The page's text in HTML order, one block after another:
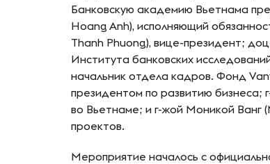
Банковскую академию Вьетнама
Hoang Anh), исполняющий
Thanh Phuong), вице-президент;
Института банковских
начальник отдела кадров. Фонд
президентом по развитию бизнеса;
во Вьетнаме; и г-жой Моникой Ванг
проектов.
Мероприятие началось с